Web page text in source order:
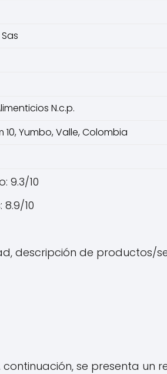
N.c.p.
Yumbo, Valle, Colombia
9.3/10
10
descripción de productos/
se presenta un